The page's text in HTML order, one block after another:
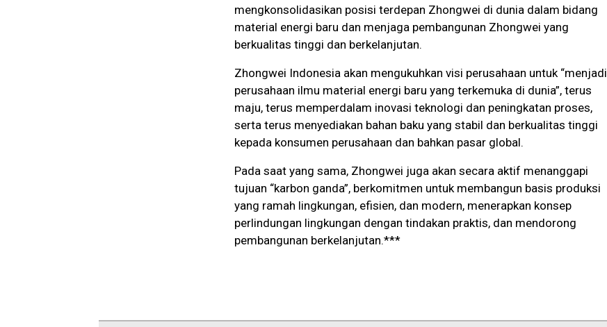
mengkonsolidasikan posisi terdepan Zhongwei di dunia dalam bidang
material energi baru dan menjaga pembangunan Zhongwei yang
berkualitas tinggi dan berkelanjutan.
Zhongwei Indonesia akan mengukuhkan visi perusahaan untuk “menjadi
perusahaan ilmu material energi baru yang terkemuka di dunia”, terus
maju, terus memperdalam inovasi teknologi dan peningkatan proses,
serta terus menyediakan bahan baku yang stabil dan berkualitas tinggi
kepada konsumen perusahaan dan bahkan pasar global.
Pada saat yang sama, Zhongwei juga akan secara aktif menanggapi
tujuan “karbon ganda”, berkomitmen untuk membangun basis produksi
yang ramah lingkungan, efisien, dan modern, menerapkan konsep
perlindungan lingkungan dengan tindakan praktis, dan mendorong
pembangunan berkelanjutan.***